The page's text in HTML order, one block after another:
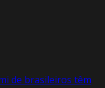
de brasileiros têm